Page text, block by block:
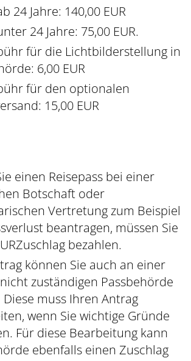
24 Jahre: 140,00 EUR
24 Jahre: 75,00 EUR.
für die Lichtbilderstellung in
6,00 EUR
für den optionalen
15,00 EUR
einen Reisepass bei einer
Botschaft oder
Vertretung zum Beispiel
beantragen, müssen Sie
bezahlen.
können Sie auch an einer
zuständigen Passbehörde
Diese muss Ihren Antrag
wenn Sie wichtige Gründe
Für diese Bearbeitung kann
ebenfalls einen Zuschlag